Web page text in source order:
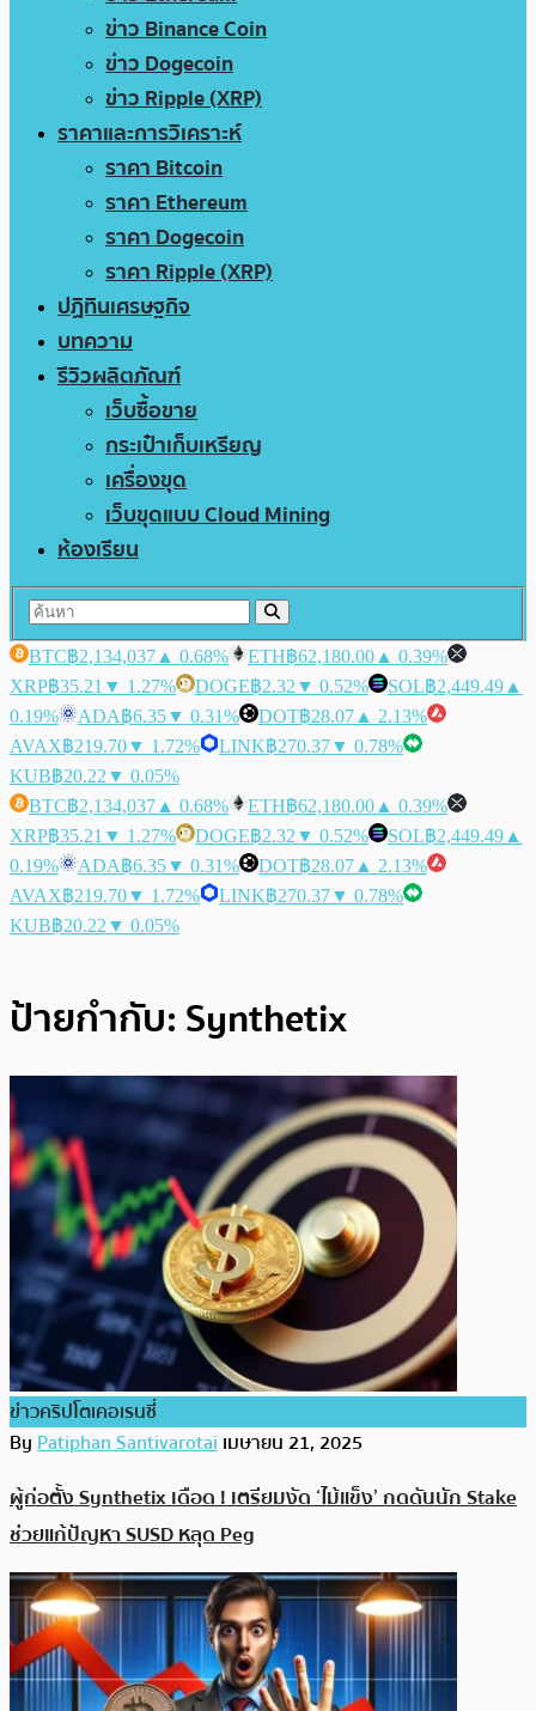
ข่าว Binance Coin
ข่าว Dogecoin
ข่าว Ripple (XRP)
ราคาและการวิเคราะห์
ราคา Bitcoin
ราคา Ethereum
ราคา Dogecoin
ราคา Ripple (XRP)
ปฏิทินเศรษฐกิจ
บทความ
รีวิวผลิตภัณฑ์
เว็บซื้อขาย
กระเป๋าเก็บเหรียญ
เครื่องขุด
เว็บขุดแบบ Cloud Mining
ห้องเรียน
BTC฿2,134,037 ▲ 0.68% ETH฿62,180.00 ▲ 0.39%
XRP฿35.21 ▼ 1.27% DOGE฿2.32 ▼ 0.52% SOL฿2,449.49 ▲
0.19%
ADA฿6.35▼ 0.31% DOT฿28.07 ▲ 2.13%
AVAX฿219.70▼ 1.72% LINK฿270.37▼ 0.78%
KUB฿20.22 ▼ 0.05%
BTC฿2,134,037 ▲ 0.68% ETH฿62,180.00 ▲ 0.39%
XRP฿35.21 ▼ 1.27% DOGE฿2.32 ▼ 0.52% SOL฿2,449.49 ▲
0.19%
ADA฿6.35▼ 0.31% DOT฿28.07 ▲ 2.13%
AVAX฿219.70▼ 1.72% LINK฿270.37▼ 0.78%
KUB฿20.22 ▼ 0.05%
ป้ายกำกับ: Synthetix
ข่าวคริปโตเคอเรนซี่
ByPatiphan Santivarotaiเมษายน 21, 2025
ผู้ก่อตั้ง Synthetix เดือด ! เตรียมงัด ‘ไม้แข็ง’ กดดันนัก Stake
ช่วยแก้ปัญหา SUSD หลุด Peg